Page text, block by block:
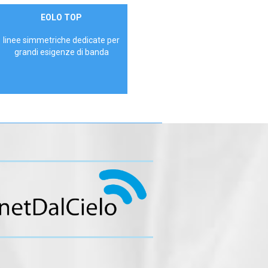
ContattaciEOLO TOP
linee simmetriche dedicate per
grandi esigenze di banda